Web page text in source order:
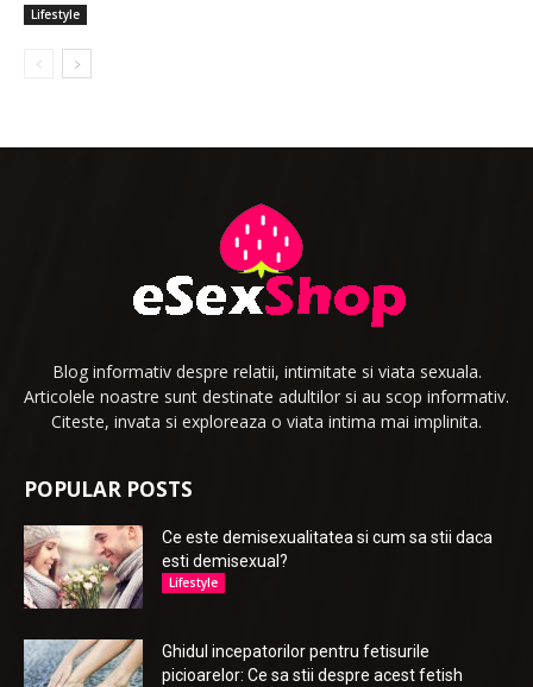
Lifestyle
Blog informativ despre relatii, intimitate si viata sexuala.
Articolele noastre sunt destinate adultilor si au scop informativ.
Citeste, invata si exploreaza o viata intima mai implinita.
POPULAR POSTS
Ce este demisexualitatea si cum sa stii daca
esti demisexual?
Lifestyle
Ghidul incepatorilor pentru fetisurile
picioarelor: Ce sa stii despre acest fetish